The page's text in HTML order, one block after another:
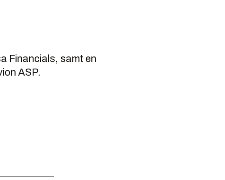
Financials, samt en
ASP.